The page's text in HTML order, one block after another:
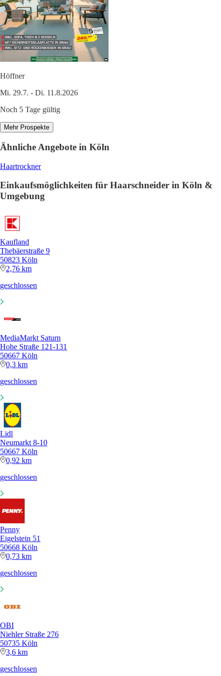
Höffner
Mi. 29.7. - Di. 11.8.2026
Noch 5 Tage gültig
Mehr Prospekte
Ähnliche Angebote in Köln
Haartrockner
Einkaufsmöglichkeiten für Haarschneider in Köln &
Umgebung
Kaufland
Thebäerstraße 9
50823 Köln
2,76 km
geschlossen
MediaMarkt Saturn
Hohe Straße 121-131
50667 Köln
0,3 km
geschlossen
Lidl
Neumarkt 8-10
50667 Köln
0,92 km
geschlossen
Penny
Eigelstein 51
50668 Köln
0,73 km
geschlossen
OBI
Niehler Straße 276
50735 Köln
3,6 km
geschlossen